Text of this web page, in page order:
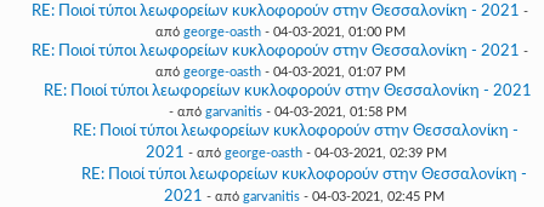
RE: Ποιοί τύποι λεωφορείων κυκλοφορούν στην Θεσσαλονίκη - 2021 -
από george-oasth- 04-03-2021, 01:00 PM
RE: Ποιοί τύποι λεωφορείων κυκλοφορούν στην Θεσσαλονίκη - 2021 -
από george-oasth- 04-03-2021, 01:07 PM
RE: Ποιοί τύποι λεωφορείων κυκλοφορούν στην Θεσσαλονίκη - 2021
- από garvanitis - 04-03-2021, 01:58 PM
RE: Ποιοί τύποι λεωφορείων κυκλοφορούν στην Θεσσαλονίκη -
2021 - από george-oasth- 04-03-2021, 02:39 PM
RE: Ποιοί τύποι λεωφορείων κυκλοφορούν στην Θεσσαλονίκη -
2021 - από garvanitis- 04-03-2021, 02:45 PM